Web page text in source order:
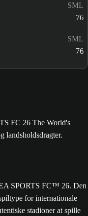
SML
76
SML
76
SPORTS FC™ 26. Den
for internationale
stadioner at spille